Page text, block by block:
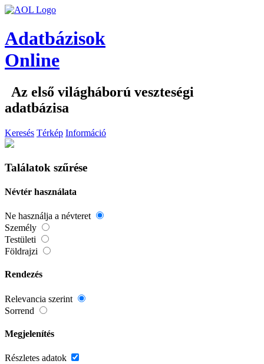
Adatbázisok
Online
Az első világháború veszteségi
adatbázisa
Keresés Térkép Információ
Találatok szűrése
Névtér használata
Ne használja a névteret
Személy
Testületi
Földrajzi
Rendezés
Relevancia szerint
Sorrend
Megjelenítés
Részletes adatok